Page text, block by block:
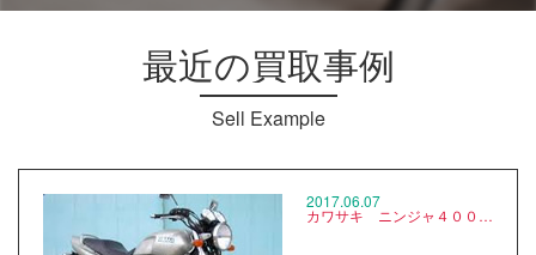
最近の買取事例
Sell Example
2017.06.07
カワサキ ニンジャ４００Ｒ ER400B ※写真なし